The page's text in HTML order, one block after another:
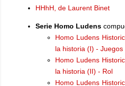
HHhH, de Laurent Binet
Serie Homo Ludens
Homo Ludens
la historia (I) - Juegos
Homo Ludens
la historia (II) - Rol
Homo Ludens